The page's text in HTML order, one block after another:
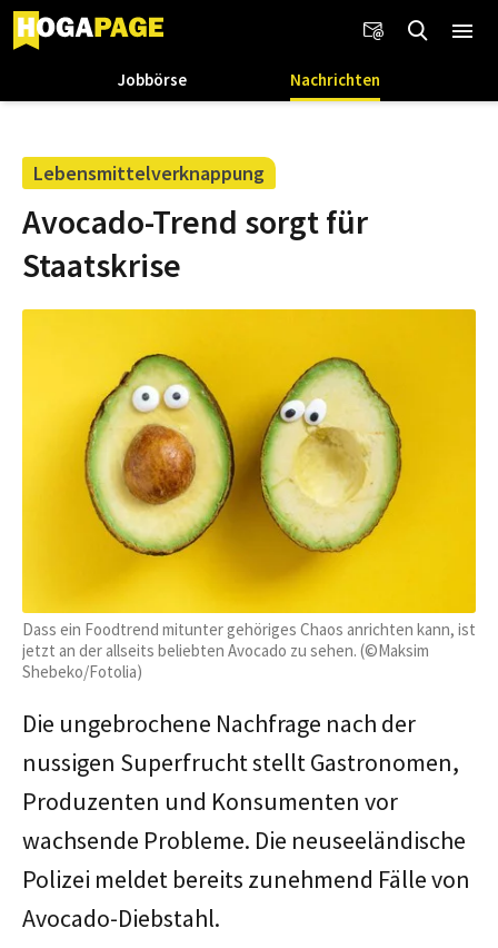
Jobbörse Nachrichten
Lebensmittelverknappung
Avocado-Trend sorgt für
Staatskrise
Dass ein Foodtrend mitunter gehöriges Chaos anrichten kann, ist
jetzt an der allseits beliebten Avocado zu sehen. (©Maksim
Shebeko/Fotolia)
Die ungebrochene Nachfrage nach der
nussigen Superfrucht stellt Gastronomen,
Produzenten und Konsumenten vor
wachsende Probleme. Die neuseeländische
Polizei meldet bereits zunehmend Fälle von
Avocado-Diebstahl.